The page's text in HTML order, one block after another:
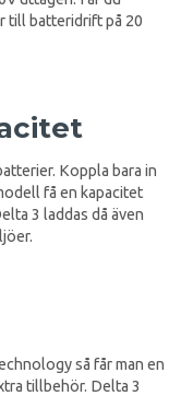
till batteridrift på 20
Koppla bara in
få en kapacitet
3 laddas då även
så får man en
tillbehör. Delta 3